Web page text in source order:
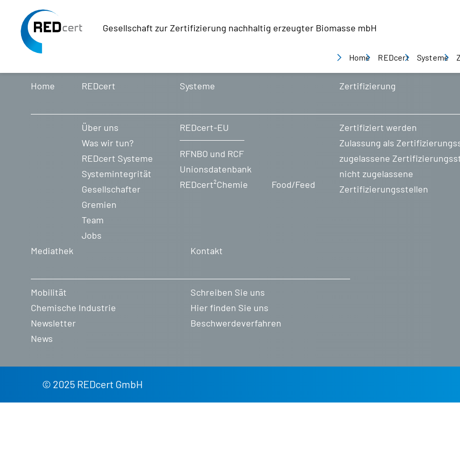
Skip to main content
Skip to page footer
Gesellschaft zur Zertifizierung nachhaltig erzeugter Biomasse mbH
Home REDcert
Über uns
REDcert Systeme
Systemintegrität
Gesellschafter
Gremien
Team
Systeme
Home REDcert
Über uns
Was wir tun?
REDcert Systeme
Systemintegrität
Gesellschafter
Gremien
Team
Jobs
Systeme
REDcert-EU
RFNBO und RCF
Unionsdatenbank
REDcert²Chemie
Food/Feed
Zertifizierung
Zertifiziert werden
Zulassung als
zugelassene
nicht zugelassene
Zertifizierungsstellen
Mediathek
Mobilität
Chemische Industrie
Newsletter
News
Kontakt
Schreiben Sie uns
Hier finden Sie uns
Beschwerdeverfahren
© 2025 REDcert GmbH